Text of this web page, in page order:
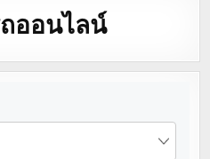
ออนไลน์